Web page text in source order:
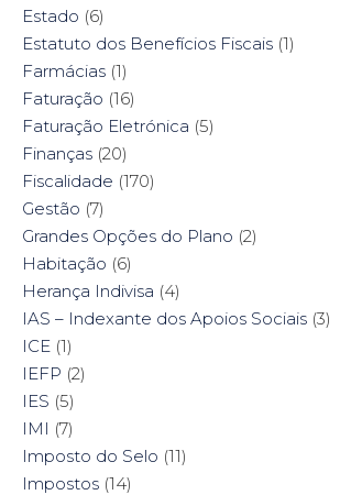
Estado (6)
Estatuto dos Benefícios Fiscais (1)
Farmácias (1)
Faturação (16)
Faturação Eletrónica (5)
Finanças (20)
Fiscalidade (170)
Gestão (7)
Grandes Opções do Plano (2)
Habitação (6)
Herança Indivisa (4)
IAS – Indexante dos Apoios Sociais (3)
ICE (1)
IEFP (2)
IES (5)
IMI (7)
Imposto do Selo (11)
Impostos (14)